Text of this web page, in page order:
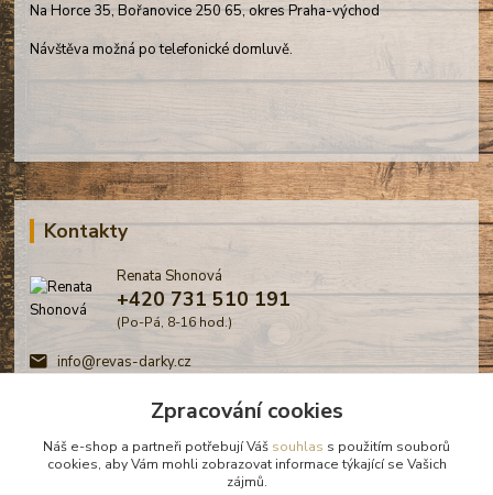
Na Horce 35, Bořanovice 250 65, okres Praha-východ
Návštěva možná po telefonické domluvě.
Kontakty
Renata Shonová
+420 731 510 191
(Po-Pá, 8-16 hod.)
info@revas-darky.cz
Zpracování cookies
Náš e-shop a partneři potřebují Váš souhlas s použitím souborů
cookies, aby Vám mohli zobrazovat informace týkající se Vašich
zájmů.